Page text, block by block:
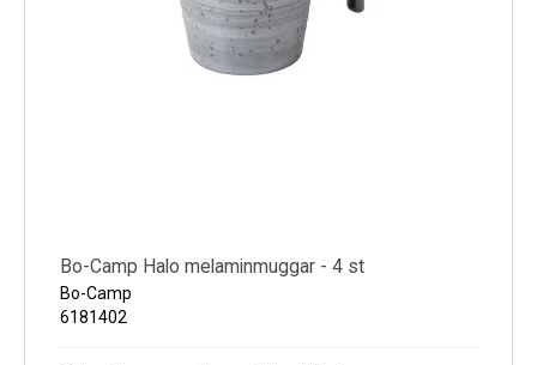
Bo-Camp Halo melaminmuggar - 4 st
Bo-Camp
6181402